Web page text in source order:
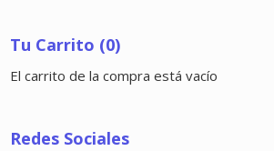
Tu Carrito (0)
El carrito de la compra está vacío
Redes Sociales